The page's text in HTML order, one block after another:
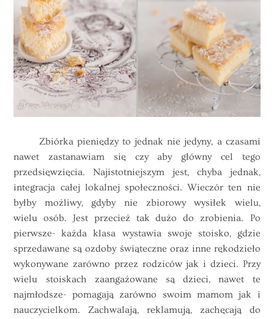
Zbiórka pieniędzy to jednak nie jedyny, a czasami
nawet zastanawiam się czy aby główny cel tego
przedsięwzięcia. Najistotniejszym jest, chyba jednak,
integracja całej lokalnej społeczności. Wieczór ten nie
byłby możliwy, gdyby nie zbiorowy wysiłek wielu,
wielu osób. Jest przecież tak dużo do zrobienia. Po
pierwsze- każda klasa wystawia swoje stoisko, gdzie
sprzedawane są ozdoby świąteczne oraz inne rękodzieło
wykonywane zarówno przez rodziców jak i dzieci. Przy
wielu stoiskach zaangażowane są dzieci, nawet te
najmłodsze- pomagają zarówno swoim mamom jak i
nauczycielkom. Zachwalają, reklamują, zachęcają do